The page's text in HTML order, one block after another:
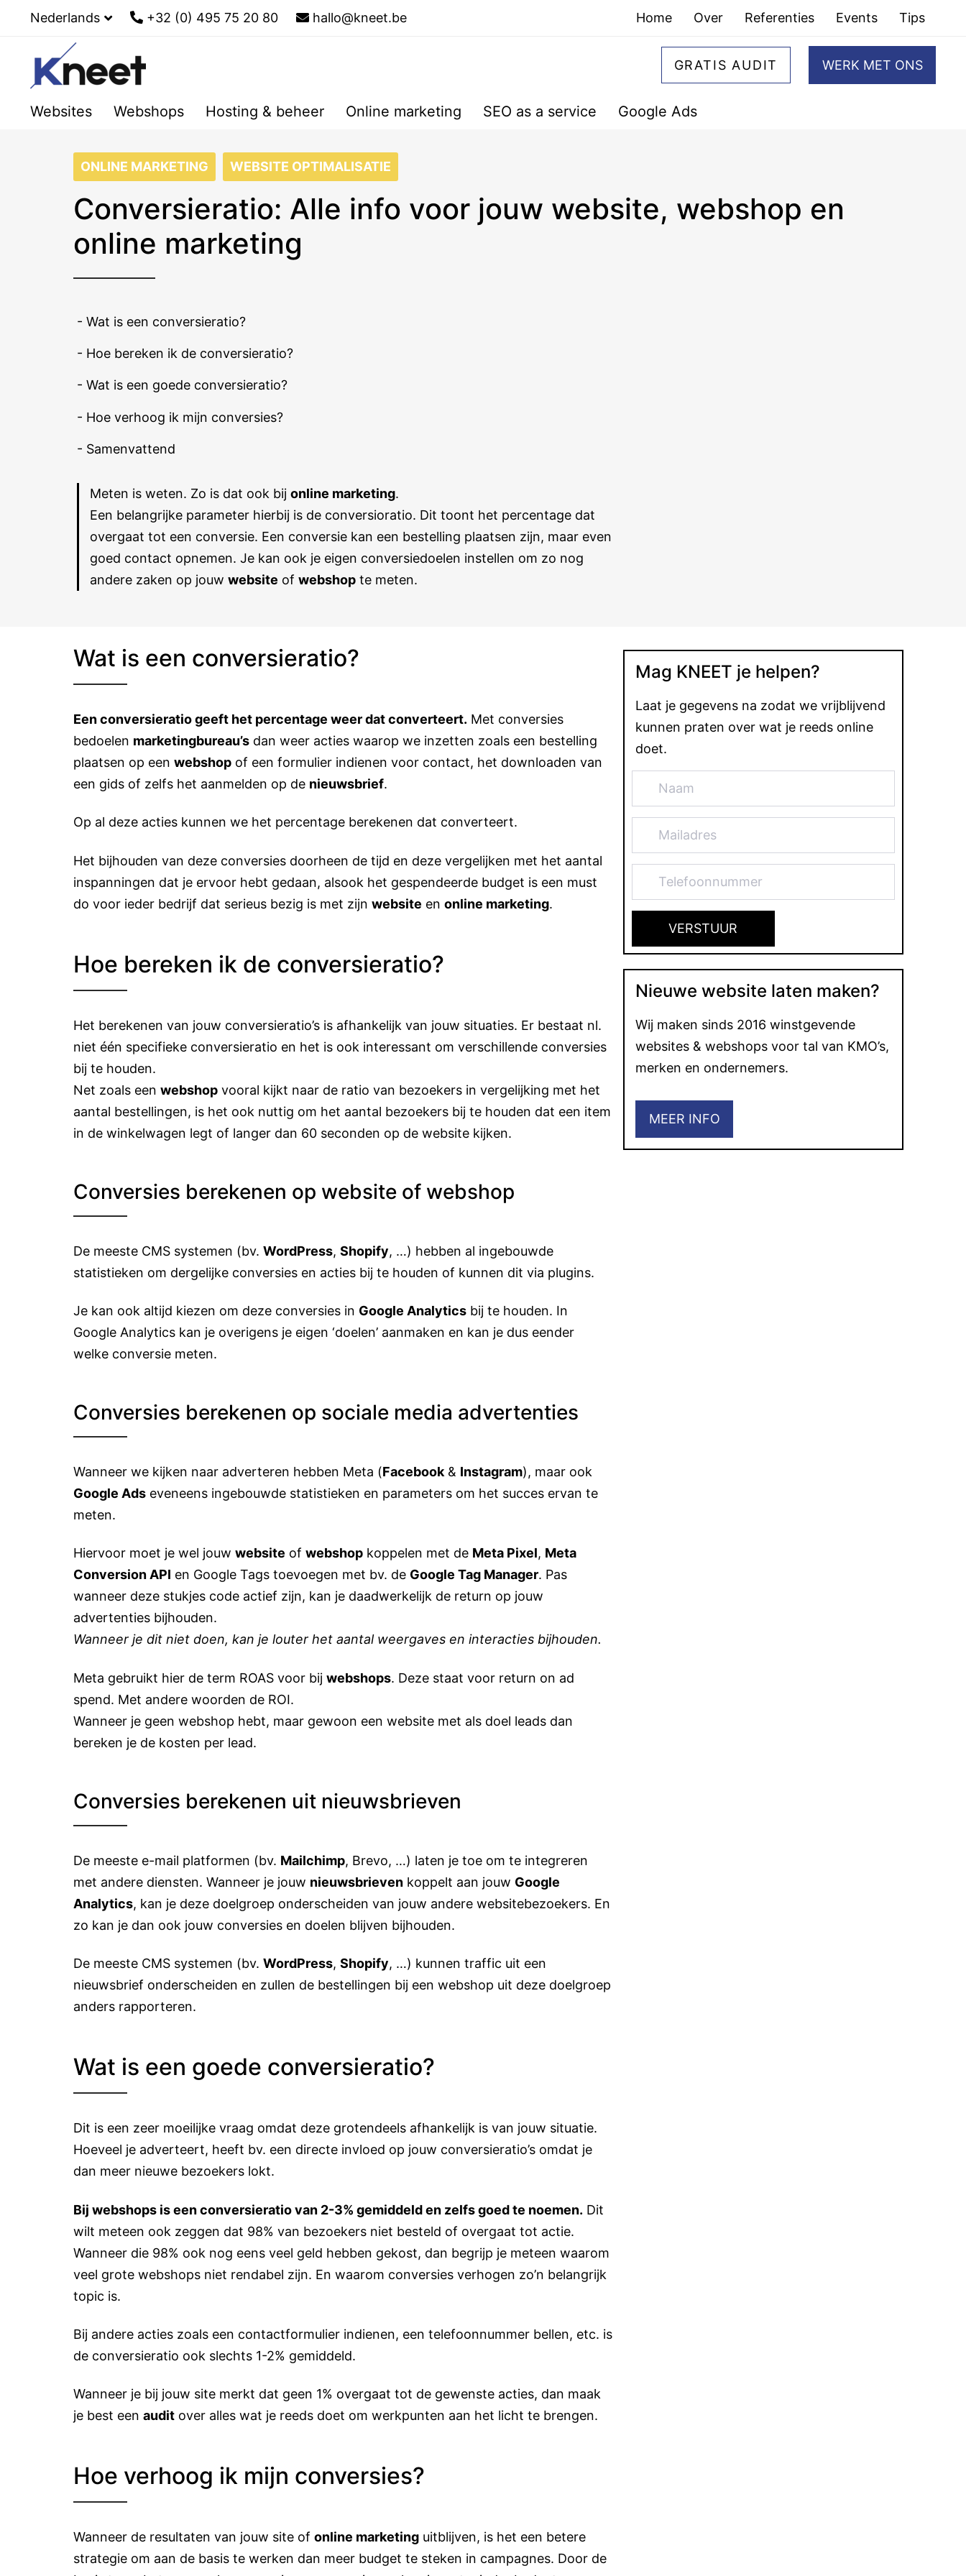
Nederlands +32 (0) 495 75 20 80 hallo@kneet.be Home Over Referenties Events Tips
GRATIS AUDIT WERK MET ONS
Websites Webshops Hosting & beheer Online marketing SEO as a service Google Ads
ONLINE MARKETING WEBSITE OPTIMALISATIE
Conversieratio: Alle info voor jouw website, webshop en
online marketing
- Wat is een conversieratio?
- Hoe bereken ik de conversieratio?
- Wat is een goede conversieratio?
- Hoe verhoog ik mijn conversies?
- Samenvattend
Meten is weten. Zo is dat ook bij online marketing.
Een belangrijke parameter hierbij is de conversioratio. Dit toont het percentage dat
overgaat tot een conversie. Een conversie kan een bestelling plaatsen zijn, maar even
goed contact opnemen. Je kan ook je eigen conversiedoelen instellen om zo nog
andere zaken op jouw website of webshop te meten.
Wat is een conversieratio?
Een conversieratio geeft het percentage weer dat converteert. Met conversies
bedoelen marketingbureau’s dan weer acties waarop we inzetten zoals een bestelling
plaatsen op een webshop of een formulier indienen voor contact, het downloaden van
een gids of zelfs het aanmelden op de nieuwsbrief.
Op al deze acties kunnen we het percentage berekenen dat converteert.
Het bijhouden van deze conversies doorheen de tijd en deze vergelijken met het aantal
inspanningen dat je ervoor hebt gedaan, alsook het gespendeerde budget is een must
do voor ieder bedrijf dat serieus bezig is met zijn website en online marketing.
Hoe bereken ik de conversieratio?
Het berekenen van jouw conversieratio’s is afhankelijk van jouw situaties. Er bestaat nl.
niet één specifieke conversieratio en het is ook interessant om verschillende conversies
bij te houden.
Net zoals een webshop vooral kijkt naar de ratio van bezoekers in vergelijking met het
aantal bestellingen, is het ook nuttig om het aantal bezoekers bij te houden dat een item
in de winkelwagen legt of langer dan 60 seconden op de website kijken.
Conversies berekenen op website of webshop
De meeste CMS systemen (bv. WordPress, Shopify, …) hebben al ingebouwde
statistieken om dergelijke conversies en acties bij te houden of kunnen dit via plugins.
Je kan ook altijd kiezen om deze conversies in Google Analytics bij te houden. In
Google Analytics kan je overigens je eigen ‘doelen’ aanmaken en kan je dus eender
welke conversie meten.
Conversies berekenen op sociale media advertenties
Wanneer we kijken naar adverteren hebben Meta (Facebook & Instagram), maar ook
Google Ads eveneens ingebouwde statistieken en parameters om het succes ervan te
meten.
Hiervoor moet je wel jouw website of webshop koppelen met de Meta Pixel, Meta
Conversion API en Google Tags toevoegen met bv. de Google Tag Manager. Pas
wanneer deze stukjes code actief zijn, kan je daadwerkelijk de return op jouw
advertenties bijhouden.
Wanneer je dit niet doen, kan je louter het aantal weergaves en interacties bijhouden.
Meta gebruikt hier de term ROAS voor bij webshops. Deze staat voor return on ad
spend. Met andere woorden de ROI.
Wanneer je geen webshop hebt, maar gewoon een website met als doel leads dan
bereken je de kosten per lead.
Conversies berekenen uit nieuwsbrieven
De meeste e-mail platformen (bv. Mailchimp, Brevo, …) laten je toe om te integreren
met andere diensten. Wanneer je jouw nieuwsbrieven koppelt aan jouw Google
Analytics, kan je deze doelgroep onderscheiden van jouw andere websitebezoekers. En
zo kan je dan ook jouw conversies en doelen blijven bijhouden.
De meeste CMS systemen (bv. WordPress, Shopify, …) kunnen traffic uit een
nieuwsbrief onderscheiden en zullen de bestellingen bij een webshop uit deze doelgroep
anders rapporteren.
Wat is een goede conversieratio?
Dit is een zeer moeilijke vraag omdat deze grotendeels afhankelijk is van jouw situatie.
Hoeveel je adverteert, heeft bv. een directe invloed op jouw conversieratio’s omdat je
dan meer nieuwe bezoekers lokt.
Bij webshops is een conversieratio van 2-3% gemiddeld en zelfs goed te noemen. Dit
wilt meteen ook zeggen dat 98% van bezoekers niet besteld of overgaat tot actie.
Wanneer die 98% ook nog eens veel geld hebben gekost, dan begrijp je meteen waarom
veel grote webshops niet rendabel zijn. En waarom conversies verhogen zo’n belangrijk
topic is.
Bij andere acties zoals een contactformulier indienen, een telefoonnummer bellen, etc. is
de conversieratio ook slechts 1-2% gemiddeld.
Wanneer je bij jouw site merkt dat geen 1% overgaat tot de gewenste acties, dan maak
je best een audit over alles wat je reeds doet om werkpunten aan het licht te brengen.
Hoe verhoog ik mijn conversies?
Wanneer de resultaten van jouw site of online marketing uitblijven, is het een betere
strategie om aan de basis te werken dan meer budget te steken in campagnes. Door de
Mag KNEET je helpen?
Laat je gegevens na zodat we vrijblijvend
kunnen praten over wat je reeds online
doet.
Nieuwe website laten maken?
Wij maken sinds 2016 winstgevende
websites & webshops voor tal van KMO’s,
merken en ondernemers.
MEER INFO